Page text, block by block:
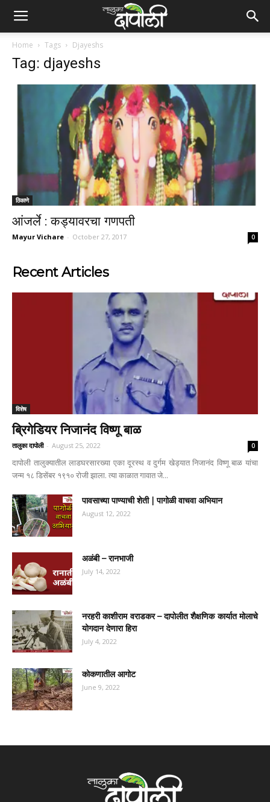
Home Tags Djayeshs
Tag: djayeshs
ठिकाणे
आंजर्ले : कड्यावरचा गणपती
Mayur Vichare - October 27, 2017 0
Recent Articles
विशेष
ब्रिगेडियर निजानंद विष्णू बाळ
तालुका दापोली - August 25, 2022 0
दापोली तालुक्यातील लाडघरसारख्या एका दूरस्थ व दुर्गम खेड्यात निजानंद विष्णू बाळ यांचा
जन्म १८ डिसेंबर १९१० रोजी झाला. त्या काळात गावात जे...
पावसाच्या पाण्याची शेती | पागोळी वाचवा अभियान
August 12, 2022
अळंबी – रानभाजी
July 14, 2022
नरहरी काशीराम वराडकर – दापोलीत शैक्षणिक कार्यात मोलाचे
योगदान देणारा हिरा
July 4, 2022
कोकणातील आगोट
June 9, 2022